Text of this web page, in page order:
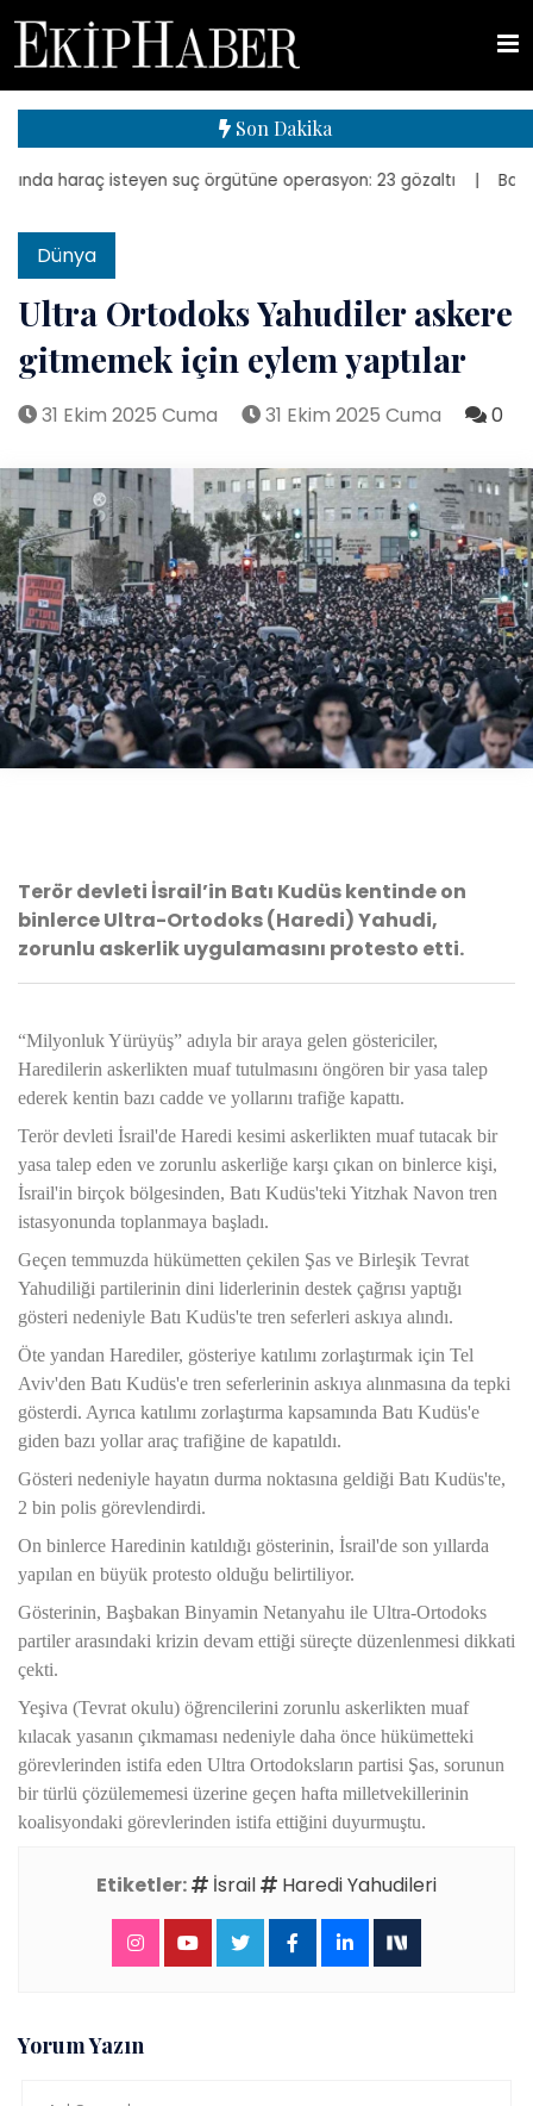
Son Dakika
haraç isteyen suç örgütüne operasyon: 23 gözaltı | Bakan
Dünya
Ultra Ortodoks Yahudiler askere
gitmemek için eylem yaptılar
31 Ekim 2025 Cuma 31 Ekim 2025 Cuma 0
Terör devleti İsrail’in Batı Kudüs kentinde on
binlerce Ultra-Ortodoks (Haredi) Yahudi,
zorunlu askerlik uygulamasını protesto etti.
“Milyonluk Yürüyüş” adıyla bir araya gelen göstericiler,
Haredilerin askerlikten muaf tutulmasını öngören bir yasa talep
ederek kentin bazı cadde ve yollarını trafiğe kapattı.
Terör devleti İsrail'de Haredi kesimi askerlikten muaf tutacak bir
yasa talep eden ve zorunlu askerliğe karşı çıkan on binlerce kişi,
İsrail'in birçok bölgesinden, Batı Kudüs'teki Yitzhak Navon tren
istasyonunda toplanmaya başladı.
Geçen temmuzda hükümetten çekilen Şas ve Birleşik Tevrat
Yahudiliği partilerinin dini liderlerinin destek çağrısı yaptığı
gösteri nedeniyle Batı Kudüs'te tren seferleri askıya alındı.
Öte yandan Harediler, gösteriye katılımı zorlaştırmak için Tel
Aviv'den Batı Kudüs'e tren seferlerinin askıya alınmasına da tepki
gösterdi. Ayrıca katılımı zorlaştırma kapsamında Batı Kudüs'e
giden bazı yollar araç trafiğine de kapatıldı.
Gösteri nedeniyle hayatın durma noktasına geldiği Batı Kudüs'te,
2 bin polis görevlendirdi.
On binlerce Haredinin katıldığı gösterinin, İsrail'de son yıllarda
yapılan en büyük protesto olduğu belirtiliyor.
Gösterinin, Başbakan Binyamin Netanyahu ile Ultra-Ortodoks
partiler arasındaki krizin devam ettiği süreçte düzenlenmesi dikkati
çekti.
Yeşiva (Tevrat okulu) öğrencilerini zorunlu askerlikten muaf
kılacak yasanın çıkmaması nedeniyle daha önce hükümetteki
görevlerinden istifa eden Ultra Ortodoksların partisi Şas, sorunun
bir türlü çözülememesi üzerine geçen hafta milletvekillerinin
koalisyondaki görevlerinden istifa ettiğini duyurmuştu.
Etiketler: İsrail Haredi Yahudileri
Yorum Yazın